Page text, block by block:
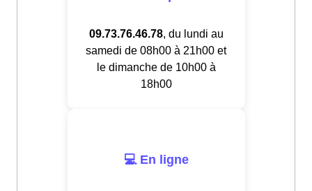
09.73.76.46.78, du lundi au
samedi de 08h00 à 21h00 et
le dimanche de 10h00 à
18h00
💻 En ligne